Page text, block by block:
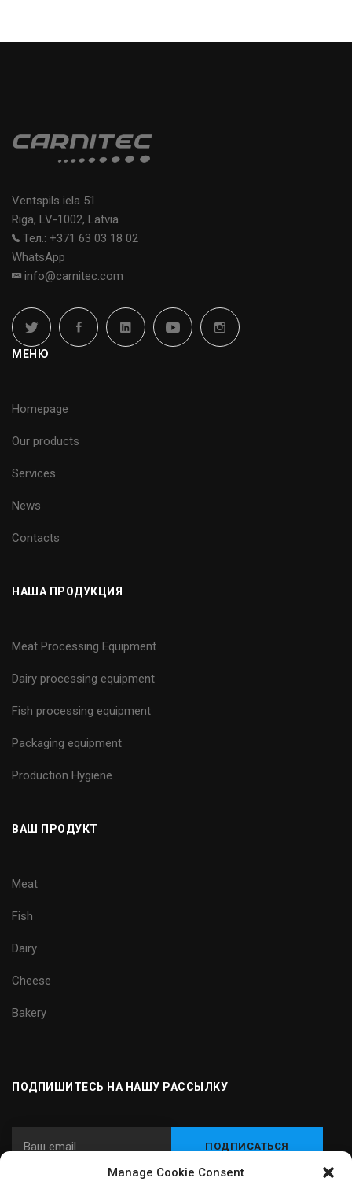
Manage Cookie Consent
Ventspils iela 51
Riga, LV-1002, Latvia
Тел.: +371 63 03 18 02
WhatsApp
info@carnitec.com
МЕНЮ
Homepage
Our products
Services
News
Contacts
НАША ПРОДУКЦИЯ
Meat Processing Equipment
Dairy processing equipment
Fish processing equipment
Packaging equipment
Production Hygiene
ВАШ ПРОДУКТ
Meat
Fish
Dairy
Cheese
Bakery
ПОДПИШИТЕСЬ НА НАШУ РАССЫЛКУ